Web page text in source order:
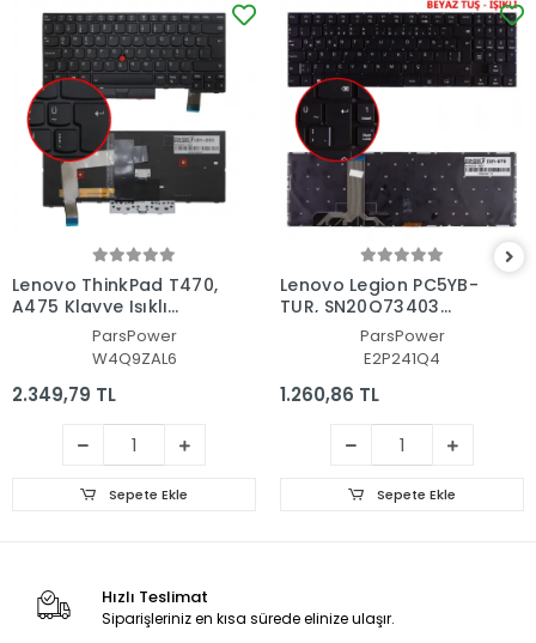
Lenovo ThinkPad T470,
A475 Klavye Işıklı
(Siyah TR)ParsPower
W4Q9ZAL6
2.349,79 TL
Sepete Ekle
Lenovo Legion PC5YB-
TUR, SN20Q73403
Klavye Işıklı (Siyah TR)
ParsPower
E2P241Q4
1.260,86 TL
Sepete Ekle
Hızlı Teslimat
Siparişleriniz en kısa sürede elinize ulaşır.